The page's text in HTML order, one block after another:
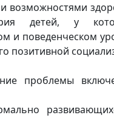
возможностями
детей, у
и поведенческом
позитивной
проблемы